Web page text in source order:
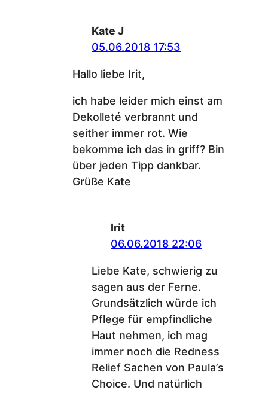
Kate J
05.06.2018 17:53
Hallo liebe Irit,
ich habe leider mich einst am
Dekolleté verbrannt und
seither immer rot. Wie
bekomme ich das in griff? Bin
über jeden Tipp dankbar.
Grüße Kate
Irit
06.06.2018 22:06
Liebe Kate, schwierig zu
sagen aus der Ferne.
Grundsätzlich würde ich
Pflege für empfindliche
Haut nehmen, ich mag
immer noch die Redness
Relief Sachen von Paula’s
Choice. Und natürlich